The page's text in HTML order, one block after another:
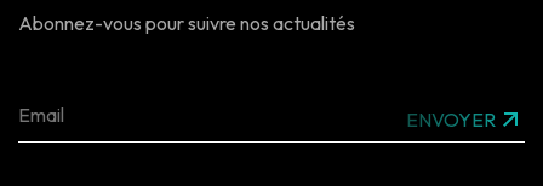
Abonnez-vous pour suivre nos actualités
ENVOYER